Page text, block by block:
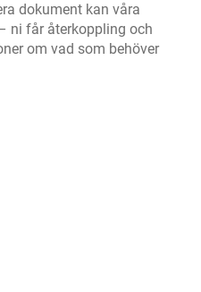
dokument kan våra
ni får återkoppling och
om vad som behöver